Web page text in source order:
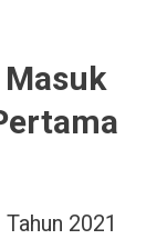
2021